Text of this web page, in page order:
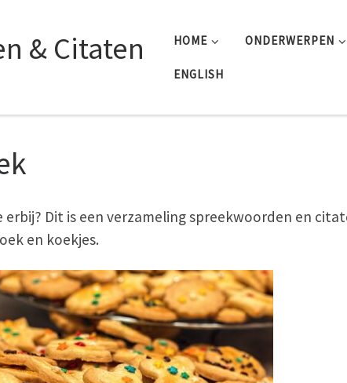
& Citaten HOME ONDERWERPEN
ENGLISH
erbij? Dit is een verzameling spreekwoorden en
en koekjes.